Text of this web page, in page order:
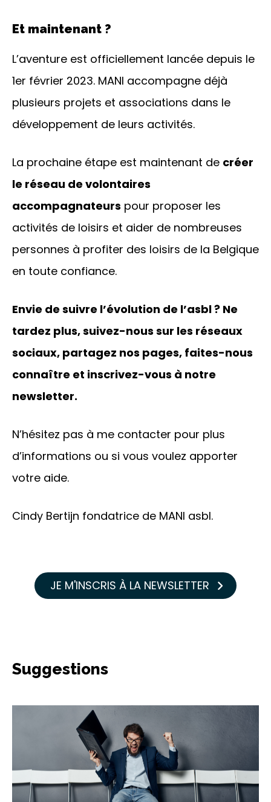
Et maintenant ?
L’aventure est officiellement lancée depuis le
1er février 2023. MANI accompagne déjà
plusieurs projets et associations dans le
développement de leurs activités.
La prochaine étape est maintenant de créer
le réseau de volontaires
accompagnateurs pour proposer les
activités de loisirs et aider de nombreuses
personnes à profiter des loisirs de la Belgique
en toute confiance.
Envie de suivre l’évolution de l’asbl ? Ne
tardez plus, suivez-nous sur les réseaux
sociaux, partagez nos pages, faites-nous
connaître et inscrivez-vous à notre
newsletter.
N’hésitez pas à me contacter pour plus
d’informations ou si vous voulez apporter
votre aide.
Cindy Bertijn fondatrice de MANI asbl.
JE M'INSCRIS À LA NEWSLETTER
Suggestions